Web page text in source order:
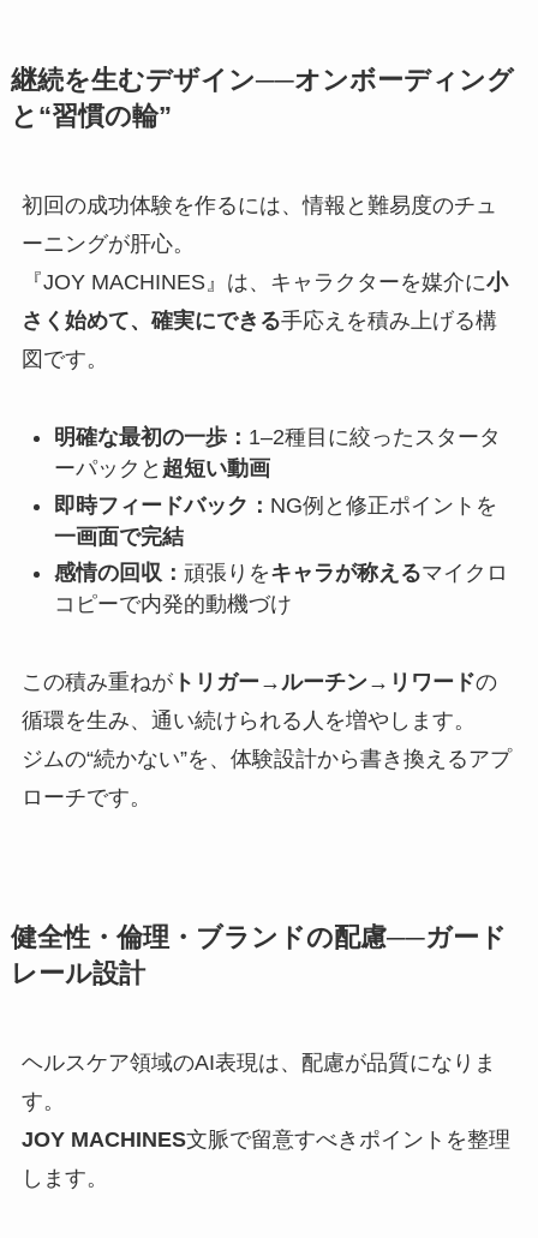
継続を生むデザイン──オンボーディング
と“習慣の輪”
初回の成功体験を作るには、情報と難易度のチュ
ーニングが肝心。
『JOY MACHINES』は、キャラクターを媒介に小
さく始めて、確実にできる手応えを積み上げる構
図です。
明確な最初の一歩： 1–2種目に絞ったスタータ
ーパックと 超短い動画
即時フィードバック： NG例と修正ポイントを
一画面で完結
感情の回収： 頑張りをキャラが称えるマイクロ
コピーで内発的動機づけ
この積み重ねがトリガー→ルーチン→リワードの
循環を生み、通い続けられる人を増やします。
ジムの“続かない”を、体験設計から書き換えるアプ
ローチです。
健全性・倫理・ブランドの配慮──ガード
レール設計
ヘルスケア領域のAI表現は、配慮が品質になりま
す。
JOY MACHINES文脈で留意すべきポイントを整理
します。